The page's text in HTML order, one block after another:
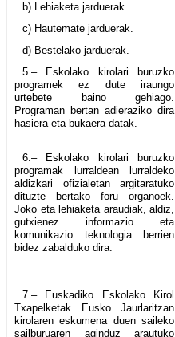
b) Lehiaketa jarduerak.
c) Hautemate jarduerak.
d) Bestelako jarduerak.
5.– Eskolako kirolari buruzko
programek ez dute iraungo
urtebete baino gehiago.
Programan bertan adieraziko dira
hasiera eta bukaera datak.
6.– Eskolako kirolari buruzko
programak lurraldean lurraldeko
aldizkari ofizialetan argitaratuko
dituzte bertako foru organoek.
Joko eta lehiaketa araudiak, aldiz,
gutxienez informazio eta
komunikazio teknologia berrien
bidez zabalduko dira.
7.– Euskadiko Eskolako Kirol
Txapelketak Eusko Jaurlaritzan
kirolaren eskumena duen saileko
sailburuaren aginduz arautuko